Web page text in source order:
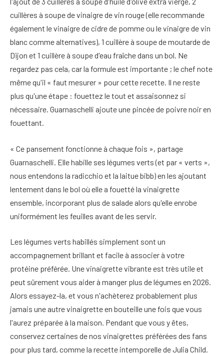
cuillères à soupe de vinaigre de vin rouge (elle recommande
également le vinaigre de cidre de pomme ou le vinaigre de vin
blanc comme alternatives), 1 cuillère à soupe de moutarde de
Dijon et 1 cuillère à soupe d'eau fraîche dans un bol. Ne
regardez pas cela, car la formule est importante ; le chef note
même qu'il « faut mesurer » pour cette recette. Il ne reste
plus qu'une étape : fouettez le tout et assaisonnez si
nécessaire. Guarnaschelli ajoute une pincée de poivre noir en
fouettant.
« Ce pansement fonctionne à chaque fois », partage
Guarnaschelli. Elle habille ses légumes verts (et par « verts »,
nous entendons la radicchio et la laitue bibb) en les ajoutant
lentement dans le bol où elle a fouetté la vinaigrette
ensemble, incorporant plus de salade alors qu'elle enrobe
uniformément les feuilles avant de les servir.
Les légumes verts habillés simplement sont un
accompagnement brillant et facile à associer à votre
protéine préférée. Une vinaigrette vibrante est très utile et
peut sûrement vous aider à manger plus de légumes en 2026.
Alors essayez-la, et vous n'achèterez probablement plus
jamais une autre vinaigrette en bouteille une fois que vous
l'aurez préparée à la maison. Pendant que vous y êtes,
conservez certaines de nos vinaigrettes préférées des fans
pour plus tard, comme la recette intemporelle de Julia Child.